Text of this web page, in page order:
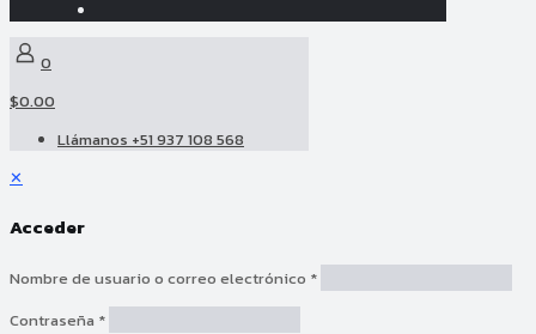
0
$0.00
Llámanos +51 937 108 568
✕
Acceder
Nombre de usuario o correo electrónico *
Contraseña *